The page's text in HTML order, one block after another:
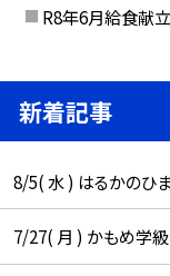
R8年6月給食献
新着記事
8/5( 水 ) はるかのひ
7/27( 月 ) かもめ学